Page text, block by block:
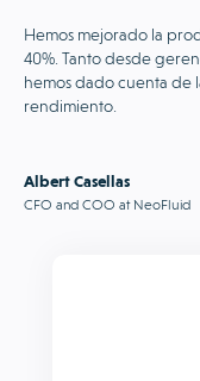
Hemos mejorado la
40%. Tanto desde
hemos dado cuenta de
rendimiento.
Albert Casellas
CFO and COO at NeoFluid